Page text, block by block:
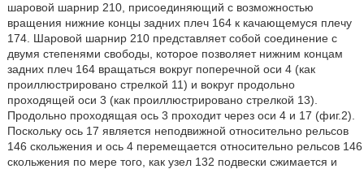
шаровой шарнир 210, присоединяющий с возможностью
вращения нижние концы задних плеч 164 к качающемуся плечу
174. Шаровой шарнир 210 представляет собой соединение с
двумя степенями свободы, которое позволяет нижним концам
задних плеч 164 вращаться вокруг поперечной оси 4 (как
проиллюстрировано стрелкой 11) и вокруг продольно
проходящей оси 3 (как проиллюстрировано стрелкой 13).
Продольно проходящая ось 3 проходит через оси 4 и 17 (фиг.2).
Поскольку ось 17 является неподвижной относительно рельсов
146 скольжения и ось 4 перемещается относительно рельсов 146
скольжения по мере того, как узел 132 подвески сжимается и